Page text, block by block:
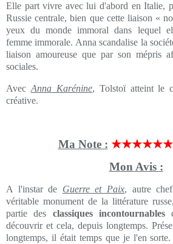
Elle part vivre avec lui d'abord en Italie,
Russie centrale, bien que cette liaison «
yeux du monde immoral dans lequel
femme immorale. Anna scandalise la
liaison amoureuse que par son mépris
sociales.
Avec Anna Karénine, Tolstoï atteint le
créative.
Ma Note :
Mon Avis :
A l'instar de Guerre et Paix, autre
véritable monument de la littérature russe,
partie des classiques incontournables
découvrir et cela, depuis longtemps.
longtemps, il était temps que je l'en